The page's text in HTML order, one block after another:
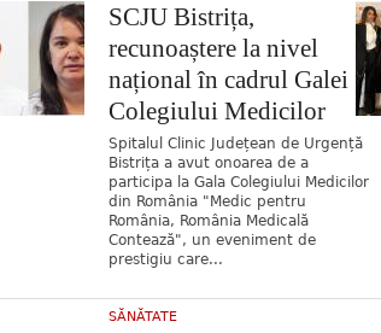
SCJU Bistrița,
recunoaștere la nivel
național în cadrul Galei
Colegiului Medicilor
Spitalul Clinic Județean de Urgență
Bistrița a avut onoarea de a
participa la Gala Colegiului Medicilor
din România "Medic pentru
România, România Medicală
Contează", un eveniment de
prestigiu care...
SĂNĂTATE